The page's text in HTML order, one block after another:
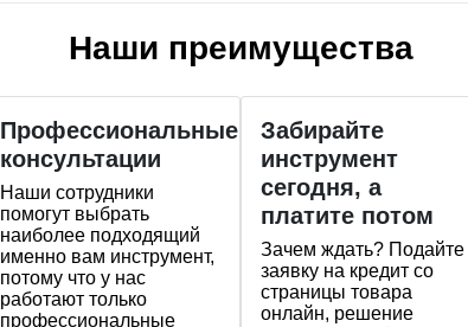
Наши преимущества
Профессиональные
консультации
Наши сотрудники
помогут выбрать
наиболее подходящий
именно вам инструмент,
потому что у нас
работают только
профессиональные
Забирайте
инструмент
сегодня, а
платите потом
Зачем ждать? Подайте
заявку на кредит со
страницы товара
онлайн, решение